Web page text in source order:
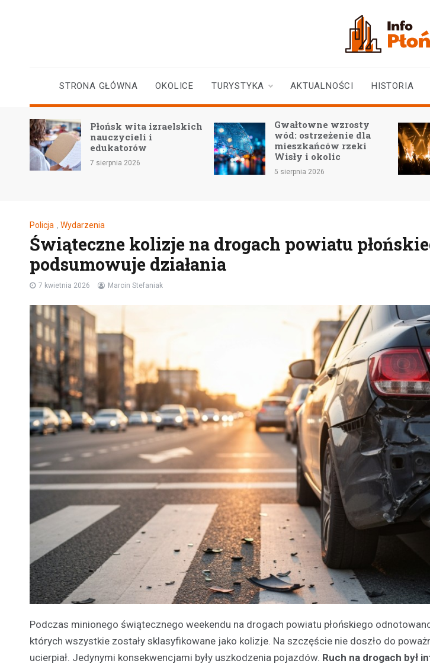
STRONA GŁÓWNA OKOLICE TURYSTYKA AKTUALNOŚCI HISTORIA
Płońsk wita izraelskich
nauczycieli i
edukatorów
7 sierpnia 2026
Gwałtowne wzrosty
wód: ostrzeżenie dla
mieszkańców rzeki
Wisły i okolic
5 sierpnia 2026 5
Policja , Wydarzenia
Świąteczne kolizje na drogach powiatu
podsumowuje działania
7 kwietnia 2026 Marcin Stefaniak
Podczas minionego świątecznego weekendu na drogach powiatu płońskiego
których wszystkie zostały sklasyfikowane jako kolizje. Na szczęście nie doszło do
ucierpiał. Jedynymi konsekwencjami były uszkodzenia pojazdów. Ruch na drogach był